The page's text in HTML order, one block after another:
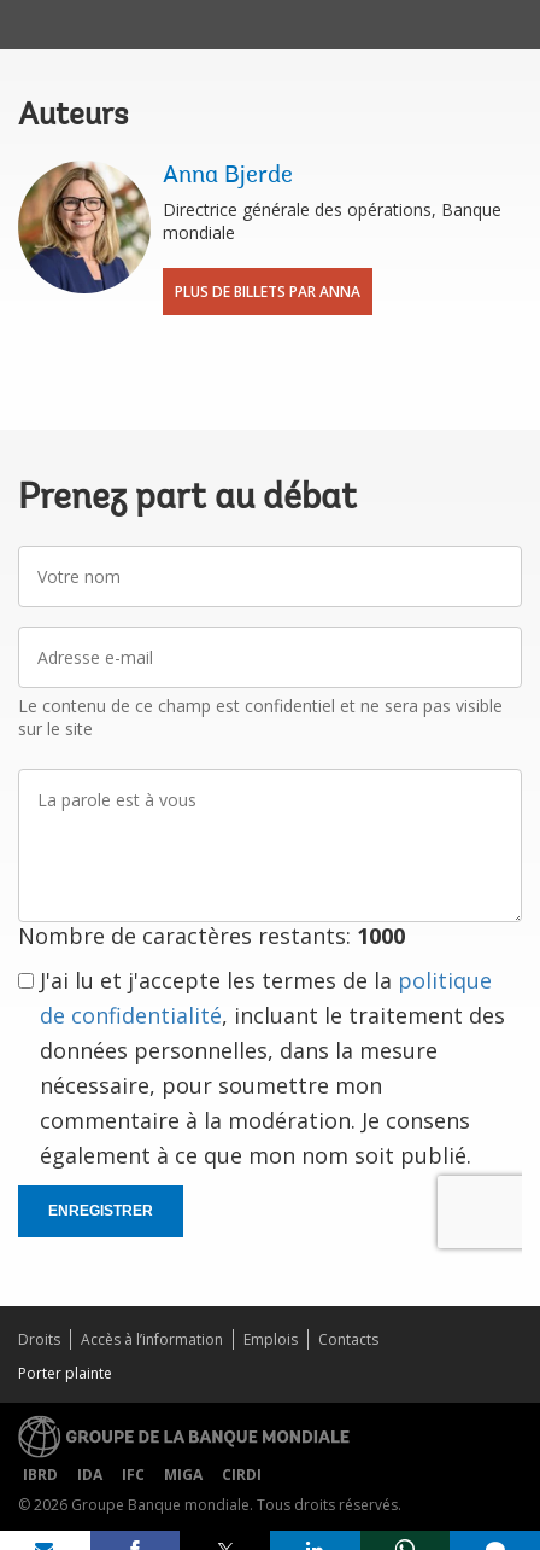
Auteurs
Anna Bjerde
Directrice générale des opérations, Banque
mondiale
PLUS DE BILLETS PAR ANNA
Prenez part au débat
nom
mail
Le contenu de ce champ est confidentiel et ne sera pas visible
sur le site
parole
Nombre de caractères restants: 1000
J'ai lu et j'accepte les termes de la politique
de confidentialité, incluant le traitement des
données personnelles, dans la mesure
nécessaire, pour soumettre mon
commentaire à la modération. Je consens
également à ce que mon nom soit publié.
ENREGISTRER
Share on
Droits Accès à l’information Emplois
Contacts
Porter plainte
IBRD IDA IFC MIGA
CIRDI
© 2026 Groupe Banque mondiale. Tous droits réservés.